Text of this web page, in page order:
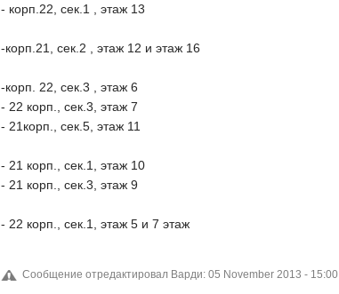
- корп.22, сек.1 , этаж 13
-корп.21, сек.2 , этаж 12 и этаж 16
-корп. 22, сек.3 , этаж 6
- 22 корп., сек.3, этаж 7
- 21корп., сек.5, этаж 11
- 21 корп., сек.1, этаж 10
- 21 корп., сек.3, этаж 9
- 22 корп., сек.1, этаж 5 и 7 этаж
Сообщение отредактировал Варди: 05 November 2013 - 15:00